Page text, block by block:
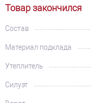
Товар закончился
Состав
Материал подклада
Утеплитель
Силуэт